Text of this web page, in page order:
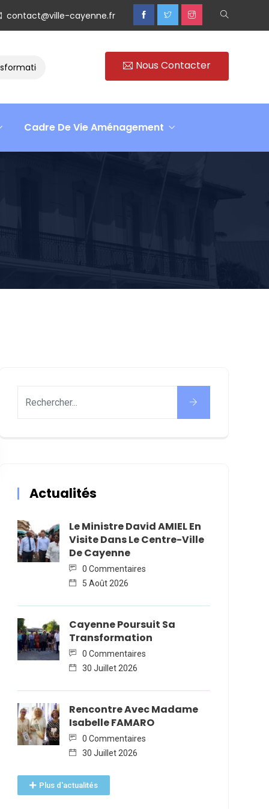
contact@ville-cayenne.fr
Rencontre avec Madame Isabelle FAMARO
Nous Contacter
Cadre De Vie Aménagement
Actualités
Le Ministre David AMIEL En
Visite Dans Le Centre-Ville
De Cayenne
0 Commentaires
5 Août 2026
Cayenne Poursuit Sa
Transformation
0 Commentaires
30 Juillet 2026
Rencontre Avec Madame
Isabelle FAMARO
0 Commentaires
30 Juillet 2026
Plus d'actualités